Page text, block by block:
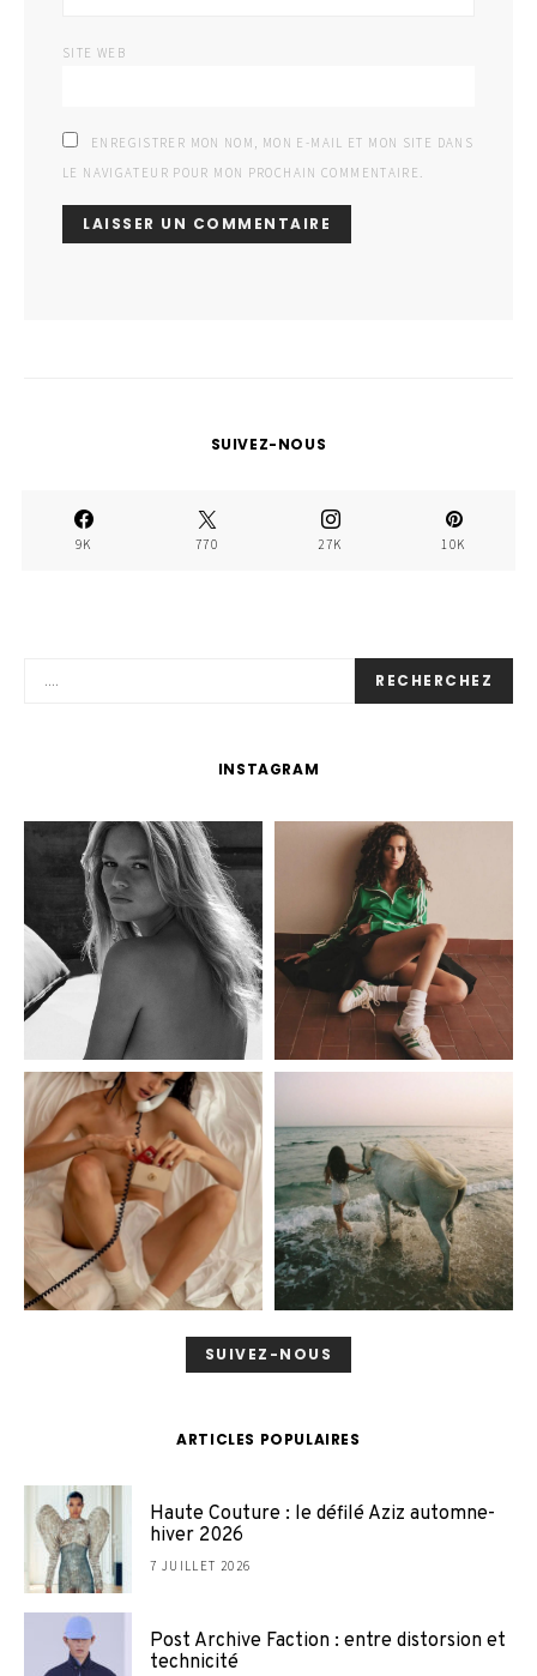
SITE WEB
ENREGISTRER MON NOM, MON E-MAIL ET MON SITE DANS
LE NAVIGATEUR POUR MON PROCHAIN COMMENTAIRE.
SUIVEZ-NOUS
9K 770 27K 10K
RECHERCHEZ
INSTAGRAM
SUIVEZ-NOUS
ARTICLES POPULAIRES
Haute Couture : le défilé Aziz automne-
hiver 2026
7 JUILLET 2026
Post Archive Faction : entre distorsion et
technicité